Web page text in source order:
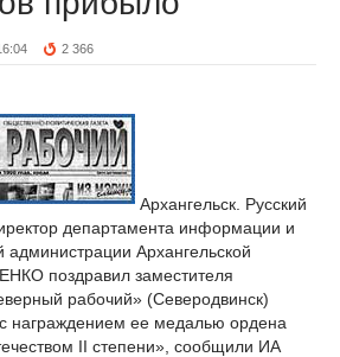
2 366
Архангельск. Русский
департамента информации и
администрации Архангельской
поздравил заместителя
рабочий» (Северодвинск)
ее медалью ордена
II степени», сообщили ИА